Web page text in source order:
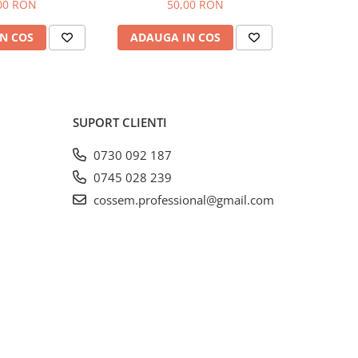
Interioare
RON
COS
Spații Interioare
50,00 RON
ADAUGA IN COS
SUPORT CLIENTI
0730 092 187
0745 028 239
cossem.professional@gmail.com